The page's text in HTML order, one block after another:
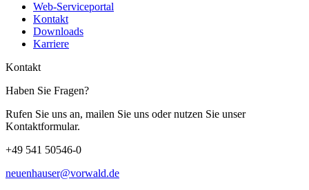
Web-Serviceportal
Kontakt
Downloads
Karriere
Kontakt
Haben Sie Fragen?
Rufen Sie uns an, mailen Sie uns oder nutzen Sie unser
Kontaktformular.
+49 541 50546-0
neuenhauser@vorwald.de